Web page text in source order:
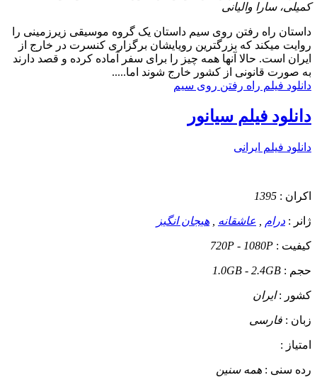
کمیلی، سارا والیانی
داستان راه رفتن روی سیم داستان یک گروه موسیقی زیرزمینی را
روایت میکند که بزرگترین رویایشان برگزاری کنسرت در خارج از
ایران است. حالا آنها همه چیز را برای سفر آماده کرده و قصد دارند
به صورت قانونی از کشور خارج شوند اما.....
دانلود فیلم راه رفتن روی سیم
دانلود فیلم سیانور
دانلود فیلم ایرانی
اکران : 1395
ژانر : درام عاشقانه هیجان انگیز
کیفیت : 720P - 1080P
حجم : 1.0GB - 2.4GB
کشور :ایران
زبان : فارسی
امتیاز :
رده سنی : همه سنین